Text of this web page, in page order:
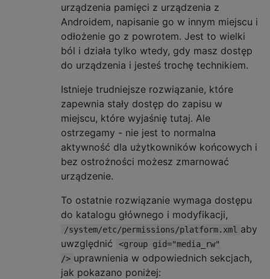
urządzenia pamięci z urządzenia z
Androidem, napisanie go w innym miejscu i
odłożenie go z powrotem. Jest to wielki
ból i działa tylko wtedy, gdy masz dostęp
do urządzenia i jesteś trochę technikiem.
Istnieje trudniejsze rozwiązanie, które
zapewnia stały dostęp do zapisu w
miejscu, które wyjaśnię tutaj. Ale
ostrzegamy - nie jest to normalna
aktywność dla użytkowników końcowych i
bez ostrożności możesz zmarnować
urządzenie.
To ostatnie rozwiązanie wymaga dostępu
do katalogu głównego i modyfikacji,
/system/etc/permissions/platform.xml aby
uwzględnić
<group gid="media_rw"
/> uprawnienia w odpowiednich sekcjach,
jak pokazano poniżej: